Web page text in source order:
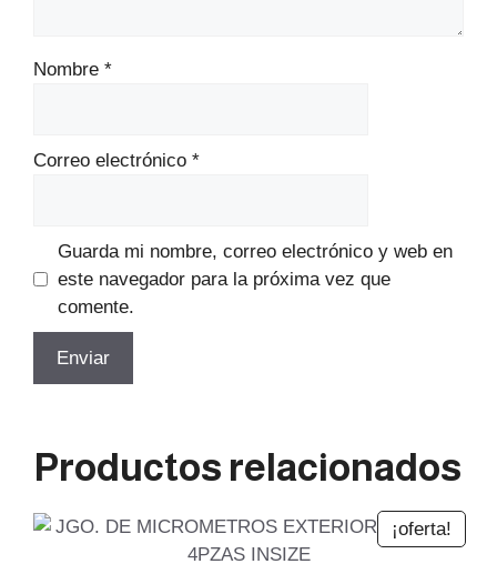
Nombre *
Correo electrónico *
Guarda mi nombre, correo electrónico y web en
este navegador para la próxima vez que
comente.
Productos relacionados
¡oferta!